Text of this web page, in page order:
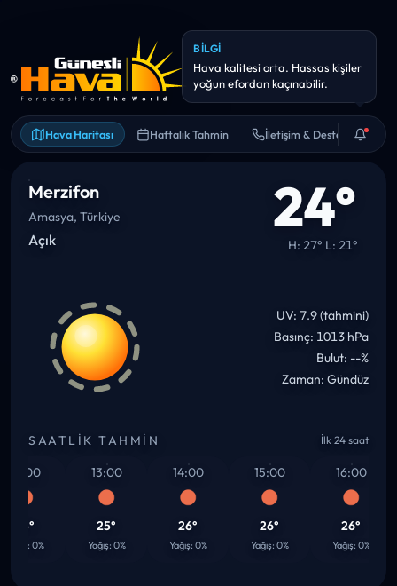
Hava Haritası Haftalık Tahmin İletişim & Destek
Merzifon
Amasya, Türkiye
Açık 24°
H: 27° L: 21°
UV: 7.9 (tahmini)
Basınç: 1013 hPa
Bulut: --%
Zaman: Gündüz
SAATLIK TAHMIN İlk 24 saat
0%
13:00
25°
Yağış: 0%
14:00
26°
Yağış: 0%
15:00
26°
Yağış: 0%
16:00
26°
Yağış: 0%